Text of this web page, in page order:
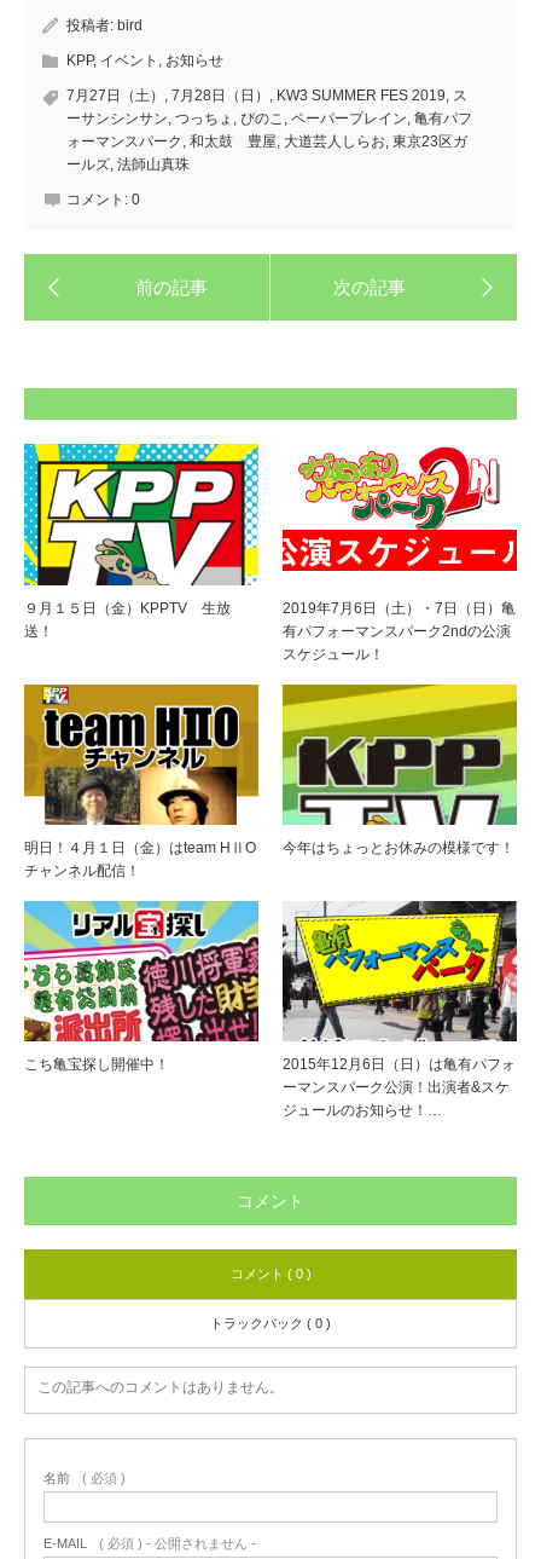
投稿者: bird
KPP, イベント , お知らせ
7月27日（土） , 7月28日（日） , KW3 SUMMER FES 2019, ス
ーサンシンサン, つっちょ , ぴのこ , ペーパープレイン, 亀有パフ
ォーマンスパーク , 和太鼓 豊屋, 大道芸人しらお, 東京23区ガ
ールズ, 法師山真珠
コメント: 0
９月１５日（金）KPPTV 生放
送！
2019年7月6日（土）・7日（日）亀
有パフォーマンスパーク2ndの公演
スケジュール！
明日！４月１日（金）はteam HⅡO
チャンネル配信！
今年はちょっとお休みの模様です！
こち亀宝探し開催中！
2015年12月6日（日）は亀有パフォ
ーマンスパーク公演！出演者&スケ
ジュールのお知らせ！…
コメント
コメント ( 0 )
トラックバック ( 0 )
この記事へのコメントはありません。
名前 ( 必須 )
E-MAIL ( 必須 ) - 公開されません -